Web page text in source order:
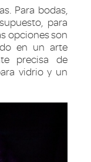
Para bodas,
para
opciones son
en un arte
precisa de
vidrio y un